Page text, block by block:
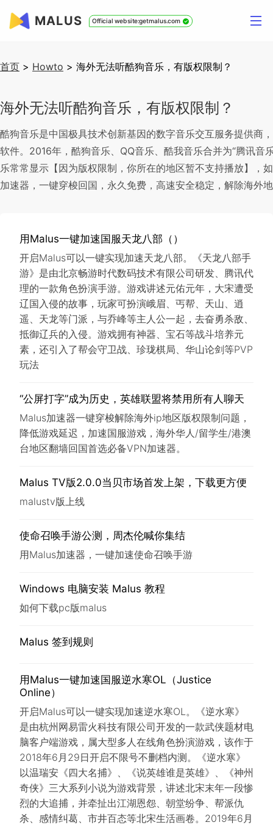
MALUS Official website:getmalus.com
首页 > Howto > 海外无法听酷狗音乐，有版权限制？
海外无法听酷狗音乐，有版权限制？
酷狗音乐是中国极具技术创新基因的数字音乐交互服务提供商
软件。2016年，酷狗音乐、QQ音乐、酷我音乐合并为“腾讯音
乐常常显示【因为版权限制，你所在的地区暂不支持播放】，
加速器，一键穿梭回国，永久免费，高速安全稳定，解除海外
用Malus一键加速国服天龙八部（）
开启Malus可以一键实现加速天龙八部。《天龙八部手
游》是由北京畅游时代数码技术有限公司研发、腾讯代
理的一款角色扮演手游。游戏讲述元佑元年，大宋遭受
辽国入侵的故事，玩家可扮演峨眉、丐帮、天山、逍
遥、天龙等门派，与乔峰等主人公一起，去奋勇杀敌、
抵御辽兵的入侵。游戏拥有神器、宝石等战斗培养元
素，还引入了帮会守卫战、珍珑棋局、华山论剑等PVP
玩法
“公屏打字”成为历史，英雄联盟将禁用所有人聊天
Malus加速器一键穿梭解除海外ip地区版权限制问题，
降低游戏延迟，加速国服游戏，海外华人/留学生/港澳
台地区翻墙回国首选必备VPN加速器。
Malus TV版2.0.0当贝市场首发上架，下载更方便
malustv版上线
使命召唤手游公测，周杰伦喊你集结
用Malus加速器，一键加速使命召唤手游
Windows 电脑安装 Malus 教程
如何下载pc版malus
Malus 签到规则
用Malus一键加速国服逆水寒OL（Justice
Online）
开启Malus可以一键实现加速逆水寒OL。《逆水寒》
是由杭州网易雷火科技有限公司开发的一款武侠题材电
脑客户端游戏，属大型多人在线角色扮演游戏，该作于
2018年6月29日开启不限号不删档内测。《逆水寒》
以温瑞安《四大名捕》、《说英雄谁是英雄》、《神州
奇侠》三大系列小说为游戏背景，讲述北宋末年一段惨
烈的大追捕，并牵扯出江湖恩怨、朝堂纷争、帮派仇
杀、感情纠葛、市井百态等北宋生活画卷。2019年6月